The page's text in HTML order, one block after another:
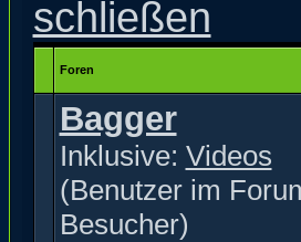
Foren
Bagger
Inklusive: Videos
(Benutzer im
Besucher)